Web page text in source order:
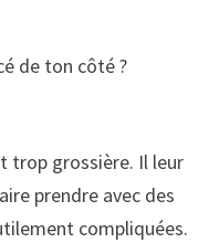
de ton côté ?
trop grossière. Il leur
prendre avec des
compliquées.